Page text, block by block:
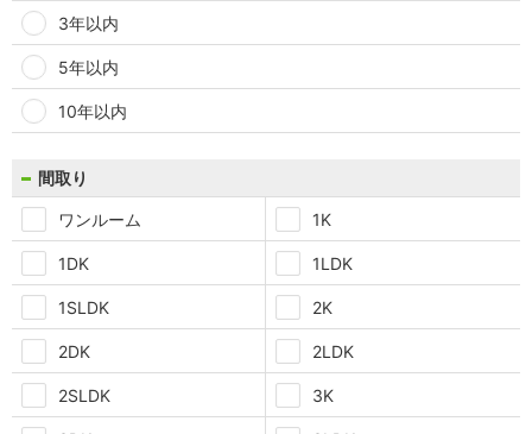
3年以内
5年以内
10年以内
間取り
ワンルーム 1K
1DK 1LDK
1SLDK 2K
2DK 2LDK
2SLDK 3K